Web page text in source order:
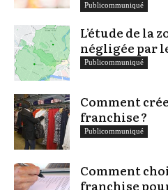
Publicommuniqué
L’étude de la
négligée par
Publicommuniqué
Comment
franchise ?
Publicommuniqué
Comment
franchise